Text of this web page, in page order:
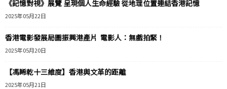
《記憶對視》展覽 呈現個人生命經驗 從地理位置連結香港記憶
2025年05月22日
香港電影發展局圖振興港產片 電影人：無戲拍緊！
2025年05月20日
【馮睎乾十三維度】香港與文革的距離
2025年05月21日